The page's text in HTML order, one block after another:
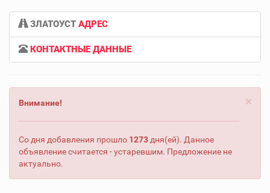
ЗЛАТОУСТАДРЕС
КОНТАКТНЫЕ ДАННЫЕ
×
Внимание!
Со дня добавления прошло 1273 дня(ей). Данное
объявление считается - устаревшим. Предложение не
актуально.